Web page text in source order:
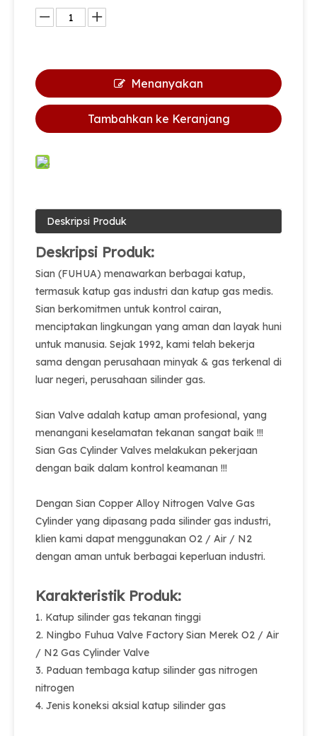
Menanyakan
Tambahkan ke Keranjang
Deskripsi Produk
Deskripsi Produk:
Sian (FUHUA) menawarkan berbagai katup,
termasuk katup gas industri dan katup gas medis.
Sian berkomitmen untuk kontrol cairan,
menciptakan lingkungan yang aman dan layak huni
untuk manusia. Sejak 1992, kami telah bekerja
sama dengan perusahaan minyak & gas terkenal di
luar negeri, perusahaan silinder gas.
Sian Valve adalah katup aman profesional, yang
menangani keselamatan tekanan sangat baik !!!
Sian Gas Cylinder Valves melakukan pekerjaan
dengan baik dalam kontrol keamanan !!!
Dengan Sian Copper Alloy Nitrogen Valve Gas
Cylinder yang dipasang pada silinder gas industri,
klien kami dapat menggunakan O2 / Air / N2
dengan aman untuk berbagai keperluan industri.
Karakteristik Produk:
1. Katup silinder gas tekanan tinggi
2. Ningbo Fuhua Valve Factory Sian Merek O2 / Air
/ N2 Gas Cylinder Valve
3. Paduan tembaga katup silinder gas nitrogen
nitrogen
4. Jenis koneksi aksial katup silinder gas